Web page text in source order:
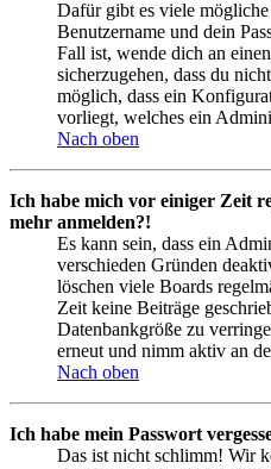
Dafür gibt es viele
Benutzername und dein
Fall ist, wende dich an
sicherzugehen, dass du
möglich, dass ein
vorliegt, welches ein
Nach oben
Ich habe mich vor einiger Zeit
mehr anmelden?!
Es kann sein, dass ein
verschieden Gründen
löschen viele Boards
Zeit keine Beiträge
Datenbankgröße zu
erneut und nimm aktiv an
Nach oben
Ich habe mein Passwort
Das ist nicht schlimm! Wir